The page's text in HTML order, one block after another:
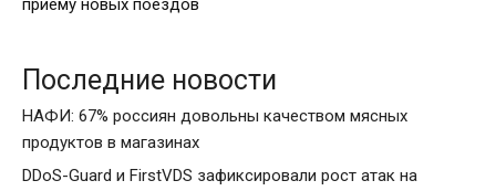
приему новых поездов
Последние новости
НАФИ: 67% россиян довольны качеством мясных
продуктов в магазинах
DDoS-Guard и FirstVDS зафиксировали рост атак на